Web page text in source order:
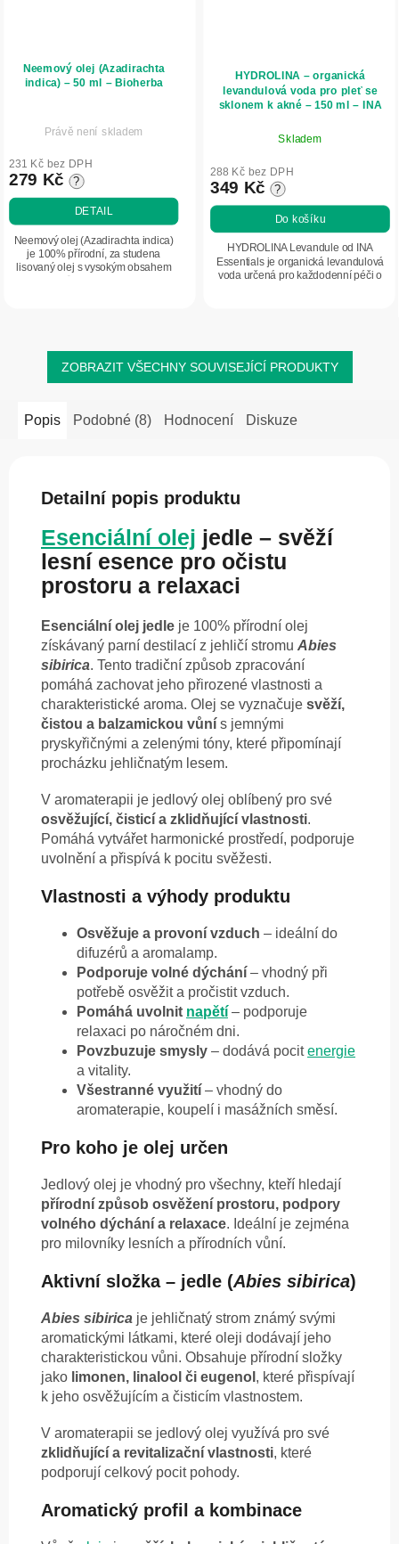
Neemový olej (Azadirachta
indica) – 50 ml – Bioherba
Právě není skladem
231 Kč bez DPH
279 Kč ?
DETAIL
Neemový olej (Azadirachta indica)
je 100% přírodní, za studena
lisovaný olej s vysokým obsahem
HYDROLINA – organická
levandulová voda pro pleť se
sklonem k akné – 150 ml – INA
Skladem
288 Kč bez DPH
349 Kč ?
Do košíku
HYDROLINA Levandule od INA
Essentials je organická levandulová
voda určená pro každodenní péči o
ZOBRAZIT VŠECHNY SOUVISEJÍCÍ PRODUKTY
Popis Podobné (8) Hodnocení Diskuze
Detailní popis produktu
Esenciální olej jedle – svěží
lesní esence pro očistu
prostoru a relaxaci
Esenciální olej jedle je 100% přírodní olej
získávaný parní destilací z jehličí stromu Abies
sibirica. Tento tradiční způsob zpracování
pomáhá zachovat jeho přirozené vlastnosti a
charakteristické aroma. Olej se vyznačuje svěží,
čistou a balzamickou vůní s jemnými
pryskyřičnými a zelenými tóny, které připomínají
procházku jehličnatým lesem.
V aromaterapii je jedlový olej oblíbený pro své
osvěžující, čisticí a zklidňující vlastnosti.
Pomáhá vytvářet harmonické prostředí, podporuje
uvolnění a přispívá k pocitu svěžesti.
Vlastnosti a výhody produktu
Osvěžuje a provoní vzduch – ideální do
difuzérů a aromalamp.
Podporuje volné dýchání – vhodný při
potřebě osvěžit a pročistit vzduch.
Pomáhá uvolnit napětí – podporuje
relaxaci po náročném dni.
Povzbuzuje smysly – dodává pocitenergie
a vitality.
Všestranné využití – vhodný do
aromaterapie, koupelí i masážních směsí.
Pro koho je olej určen
Jedlový olej je vhodný pro všechny, kteří hledají
přírodní způsob osvěžení prostoru, podpory
volného dýchání a relaxace. Ideální je zejména
pro milovníky lesních a přírodních vůní.
Aktivní složka – jedle (Abies sibirica)
Abies sibirica je jehličnatý strom známý svými
aromatickými látkami, které oleji dodávají jeho
charakteristickou vůni. Obsahuje přírodní složky
jako limonen, linalool či eugenol , které přispívají
k jeho osvěžujícím a čisticím vlastnostem.
V aromaterapii se jedlový olej využívá pro své
zklidňující a revitalizační vlastnosti, které
podporují celkový pocit pohody.
Aromatický profil a kombinace